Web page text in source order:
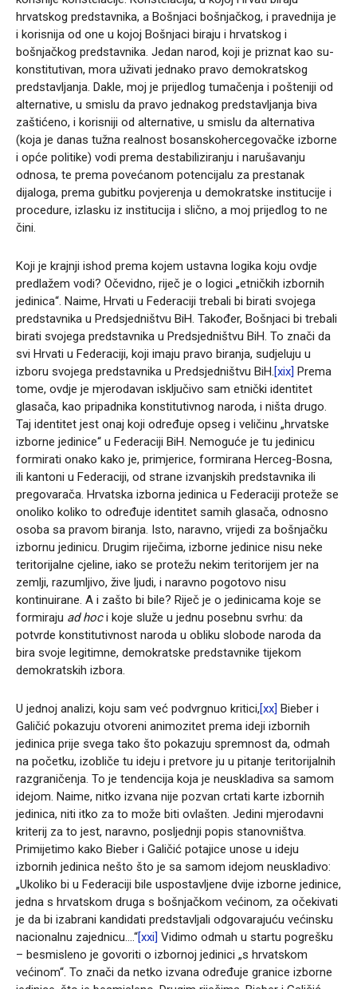
hrvatskog predstavnika, a Bošnjaci bošnjačkog, i pravednija je
i korisnija od one u kojoj Bošnjaci biraju i hrvatskog i
bošnjačkog predstavnika. Jedan narod, koji je priznat kao su-
konstitutivan, mora uživati jednako pravo demokratskog
predstavljanja. Dakle, moj je prijedlog tumačenja i pošteniji od
alternative, u smislu da pravo jednakog predstavljanja biva
zaštićeno, i korisniji od alternative, u smislu da alternativa
(koja je danas tužna realnost bosanskohercegovačke izborne
i opće politike) vodi prema destabiliziranju i narušavanju
odnosa, te prema povećanom potencijalu za prestanak
dijaloga, prema gubitku povjerenja u demokratske institucije i
procedure, izlasku iz institucija i slično, a moj prijedlog to ne
čini.
Koji je krajnji ishod prema kojem ustavna logika koju ovdje
predlažem vodi? Očevidno, riječ je o logici „etničkih izbornih
jedinica“. Naime, Hrvati u Federaciji trebali bi birati svojega
predstavnika u Predsjedništvu BiH. Također, Bošnjaci bi trebali
birati svojega predstavnika u Predsjedništvu BiH. To znači da
svi Hrvati u Federaciji, koji imaju pravo biranja, sudjeluju u
izboru svojega predstavnika u Predsjedništvu BiH.[xix] Prema
tome, ovdje je mjerodavan isključivo sam etnički identitet
glasača, kao pripadnika konstitutivnog naroda, i ništa drugo.
Taj identitet jest onaj koji određuje opseg i veličinu „hrvatske
izborne jedinice“ u Federaciji BiH. Nemoguće je tu jedinicu
formirati onako kako je, primjerice, formirana Herceg-Bosna,
ili kantoni u Federaciji, od strane izvanjskih predstavnika ili
pregovarača. Hrvatska izborna jedinica u Federaciji proteže se
onoliko koliko to određuje identitet samih glasača, odnosno
osoba sa pravom biranja. Isto, naravno, vrijedi za bošnjačku
izbornu jedinicu. Drugim riječima, izborne jedinice nisu neke
teritorijalne cjeline, iako se protežu nekim teritorijem jer na
zemlji, razumljivo, žive ljudi, i naravno pogotovo nisu
kontinuirane. A i zašto bi bile? Riječ je o jedinicama koje se
formiraju ad hoci koje služe u jednu posebnu svrhu: da
potvrde konstitutivnost naroda u obliku slobode naroda da
bira svoje legitimne, demokratske predstavnike tijekom
demokratskih izbora.
U jednoj analizi, koju sam već podvrgnuo kritici,[xx] Bieber i
Galičić pokazuju otvoreni animozitet prema ideji izbornih
jedinica prije svega tako što pokazuju spremnost da, odmah
na početku, izobliče tu ideju i pretvore ju u pitanje teritorijalnih
razgraničenja. To je tendencija koja je neuskladiva sa samom
idejom. Naime, nitko izvana nije pozvan crtati karte izbornih
jedinica, niti itko za to može biti ovlašten. Jedini mjerodavni
kriterij za to jest, naravno, posljednji popis stanovništva.
Primijetimo kako Bieber i Galičić potajice unose u ideju
izbornih jedinica nešto što je sa samom idejom neuskladivo:
„Ukoliko bi u Federaciji bile uspostavljene dvije izborne jedinice,
jedna s hrvatskom druga s bošnjačkom većinom, za očekivati
je da bi izabrani kandidati predstavljali odgovarajuću većinsku
nacionalnu zajednicu….“[xxi] Vidimo odmah u startu pogrešku
– besmisleno je govoriti o izbornoj jedinici „s hrvatskom
većinom“. To znači da netko izvana određuje granice izborne